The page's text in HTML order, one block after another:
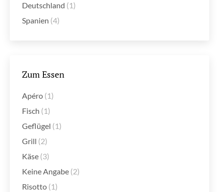
Deutschland (1)
Spanien (4)
Zum Essen
Apéro (1)
Fisch (1)
Geflügel (1)
Grill (2)
Käse (3)
Keine Angabe (2)
Risotto (1)